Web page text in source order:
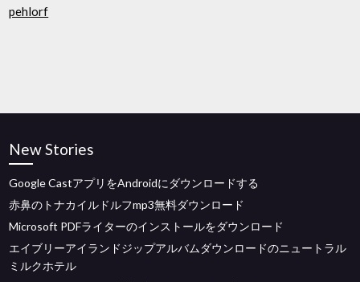
pehlorf
New Stories
Google CastアプリをAndroidにダウンロードする
赤鼻のトナカイルドルフmp3無料ダウンロード
Microsoft PDFライターのインストールをダウンロード
エイブリーアイランドジップアルバムダウンロードのニュートラル
ミルクホテル